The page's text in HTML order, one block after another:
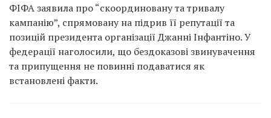
ФІФА заявила про “скоординовану та тривалу
кампанію”, спрямовану на підрив її репутації та
позицій президента організації Джанні Інфантіно. У
федерації наголосили, що бездоказові звинувачення
та припущення не повинні подаватися як
встановлені факти.